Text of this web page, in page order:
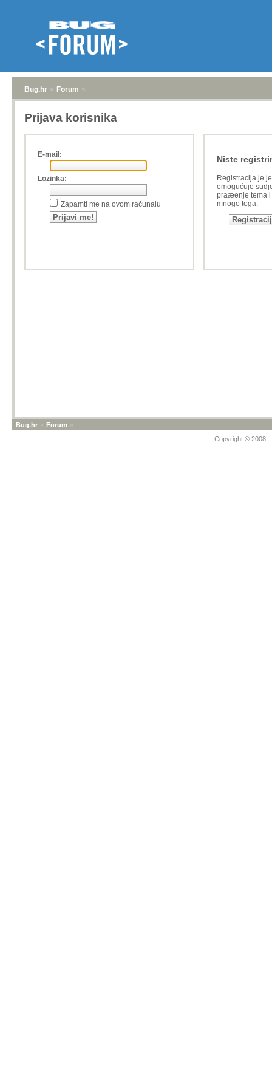
Bug.hr » Forum »
Prijava korisnika
E-mail:
Lozinka:
Zapamti me na ovom računalu
Niste
Registracija je
omogućuje
praæenje tema i
mnogo toga.
Bug.hr » Forum »
Copyright © 2008 -